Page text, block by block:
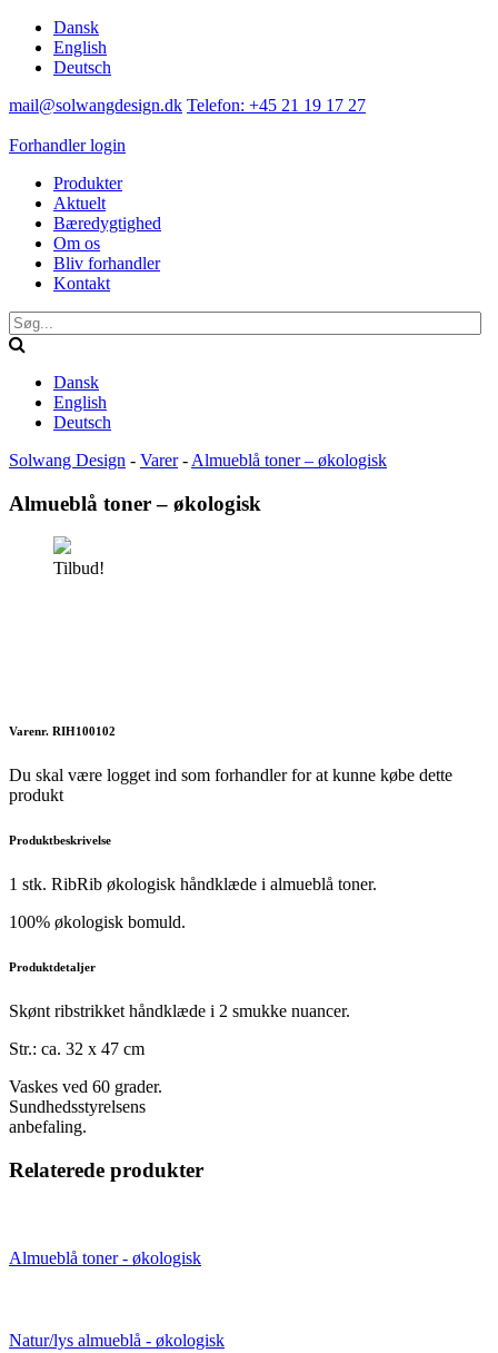
Dansk
English
Deutsch
mail@solwangdesign.dk Telefon: +45 21 19 17 27
Forhandler login
Produkter
Aktuelt
Bæredygtighed
Om os
Bliv forhandler
Kontakt
Dansk
English
Deutsch
Solwang Design - Varer- Almueblå toner – økologisk
Almueblå toner – økologisk
Tilbud!
Varenr. RIH100102
Du skal være logget ind som forhandler for at kunne købe dette
produkt
Produktbeskrivelse
1 stk. RibRib økologisk håndklæde i almueblå toner.
100% økologisk bomuld.
Produktdetaljer
Skønt ribstrikket håndklæde i 2 smukke nuancer.
Str.: ca. 32 x 47 cm
Vaskes ved 60 grader.
Sundhedsstyrelsens
anbefaling.
Relaterede produkter
Almueblå toner - økologisk
Natur/lys almueblå - økologisk